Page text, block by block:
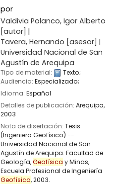
por
Valdivia Polanco, Igor Alberto
[autor]
Tavera, Hernando [asesor]
Universidad Nacional de San
Agustín de Arequipa
Tipo de material: Texto;
Audiencia: Especializado;
Idioma: Español
Detalles de publicación: Arequipa,
2003
Nota de disertación: Tesis
(Ingeniero Geofísico) --
Universidad Nacional de San
Agustín de Arequipa. Facultad de
Geología,Geofísica y Minas,
Escuela Profesional de Ingeniería
Geofísica, 2003.